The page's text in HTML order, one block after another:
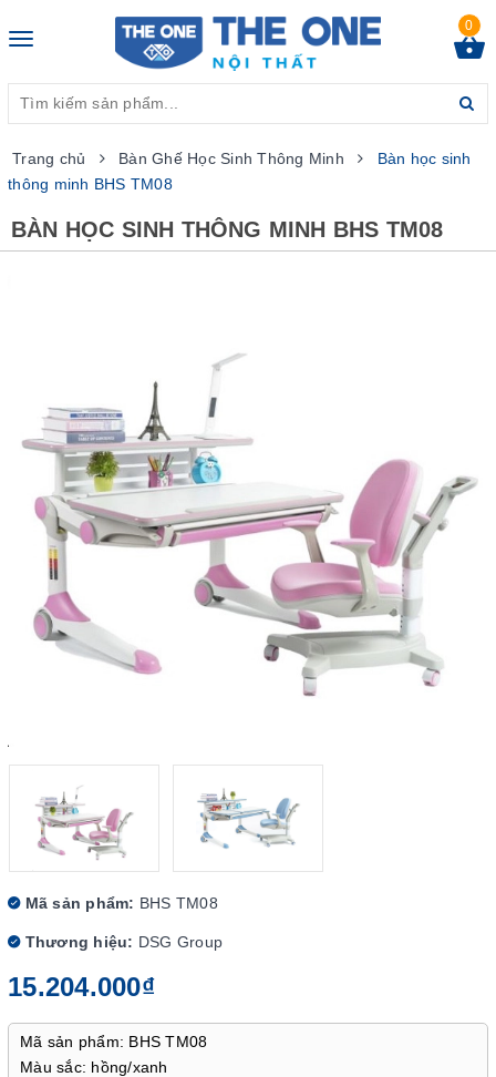
Toggle
0
Trang chủ Bàn Ghế Học Sinh Thông Minh
Bàn học sinh
thông minh BHS TM08
BÀN HỌC SINH THÔNG MINH BHS TM08
Mã sản phẩm: BHS TM08
Thương hiệu: DSG Group
15.204.000₫
Mã sản phẩm: BHS TM08
Màu sắc: hồng/xanh